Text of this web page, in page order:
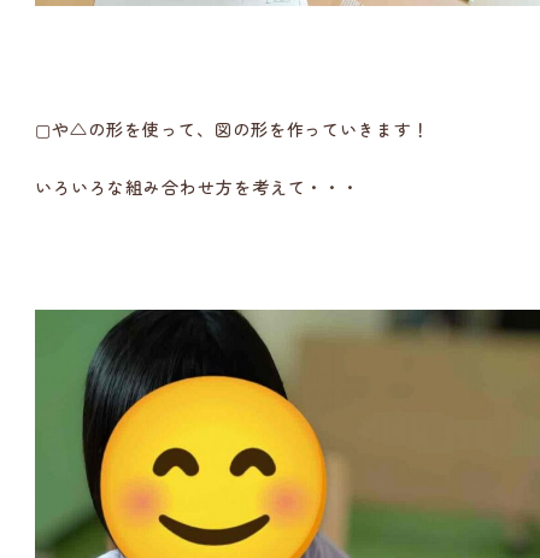
▢や△の形を使って、図の形を作っていきます！
いろいろな組み合わせ方を考えて・・・